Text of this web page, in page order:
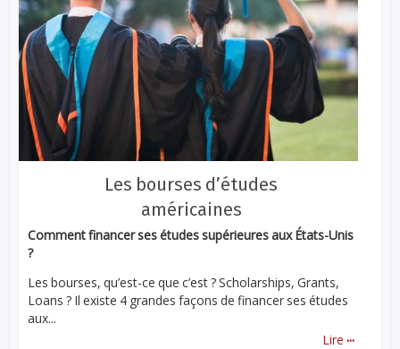
Les bourses d’études
américaines
Comment financer ses études supérieures aux États-Unis
?
Les bourses, qu’est-ce que c’est ? Scholarships, Grants,
Loans ? Il existe 4 grandes façons de financer ses études
aux...
Lire ...